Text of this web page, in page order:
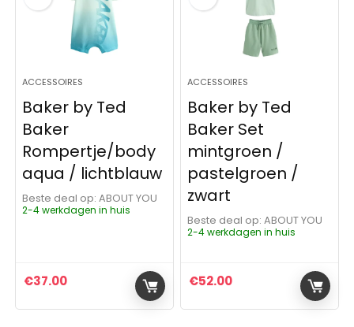
ACCESSOIRES
Baker by Ted
Baker
Rompertje/body
aqua / lichtblauw
Beste deal op:
ABOUT YOU
2-4 werkdagen in huis
€37.00
ACCESSOIRES
Baker by Ted
Baker Set
mintgroen /
pastelgroen /
zwart
Beste deal op:
ABOUT YOU
2-4 werkdagen in huis
€52.00